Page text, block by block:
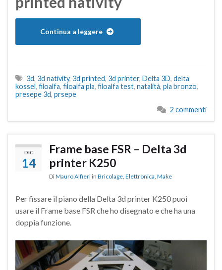
Continua a leggere
3d, 3d nativity, 3d printed, 3d printer, Delta 3D, delta
kossel, filoalfa, filoalfa pla, filoalfa test, natalità, pla bronzo,
presepe 3d, prsepe
2 commenti
DIC
14
Frame base FSR – Delta 3d
printer K250
DiMauro Alfieri in Bricolage, Elettronica, Make
Per fissare il piano della Delta 3d printer K250 puoi
usare il Frame base FSR che ho disegnato e che ha una
doppia funzione.